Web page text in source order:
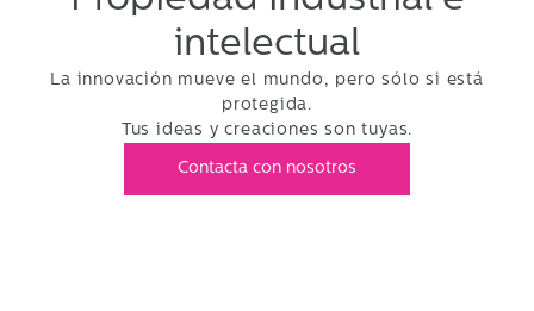
intelectual
La innovación mueve el mundo, pero sólo si está
protegida.
Tus ideas y creaciones son tuyas.
Contacta con nosotros